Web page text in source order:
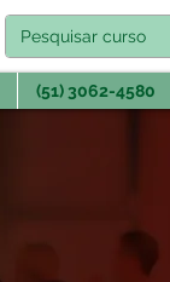
(51) 3062-4580